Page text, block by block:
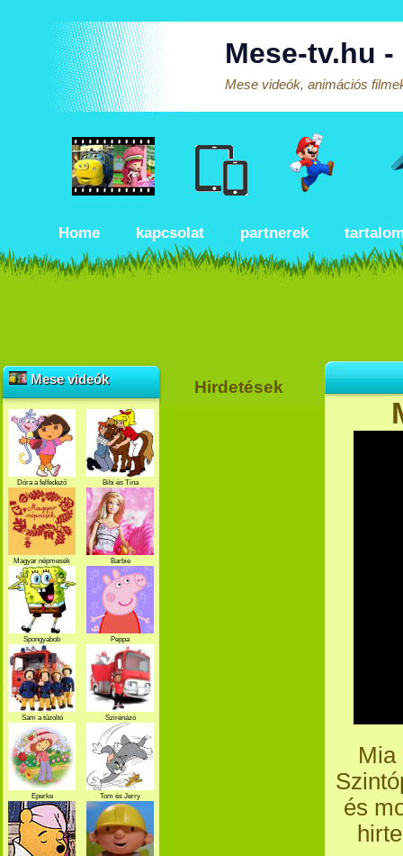
Mese-tv.hu
Mese videók, animációs
Home kapcsolat partnerek
Mia
és
Mese videók
Dóra a felfedező Bibi és Tina
Magyar népmesék Barbie
Spongyabob Peppa
Sam a tűzoltó
Szirénázó
szupercsapat
Eperke Tom és Jerry
Hirdetések